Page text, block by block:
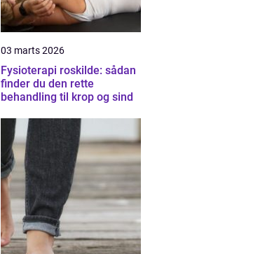
03 marts 2026
Fysioterapi roskilde: sådan
finder du den rette
behandling til krop og sind